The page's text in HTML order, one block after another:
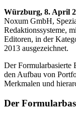
Würzburg, 8. April
Noxum GmbH,
Redaktionssysteme,
Editoren, in der
2013 ausgezeichnet.
Der Formularbasierte
den Aufbau von
Merkmalen und
Der